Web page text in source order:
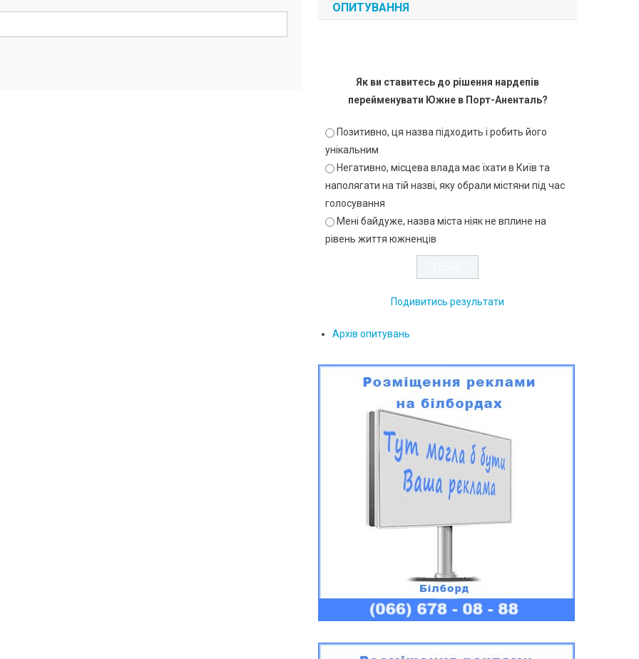
ОПИТУВАННЯ
Як ви ставитесь до рішення нардепів
перейменувати Южне в Порт-Аненталь?
Позитивно, ця назва підходить і робить його
унікальним
Негативно, місцева влада має їхати в Київ та
наполягати на тій назві, яку обрали містяни під час
голосування
Мені байдуже, назва міста ніяк не вплине на
рівень життя южненців
Подивитись результати
Архів опитувань